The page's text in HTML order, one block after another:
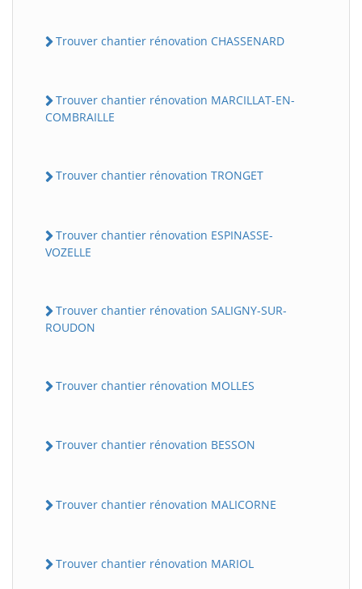
Trouver chantier rénovation CHASSENARD
Trouver chantier rénovation MARCILLAT-EN-
COMBRAILLE
Trouver chantier rénovation TRONGET
Trouver chantier rénovation ESPINASSE-
VOZELLE
Trouver chantier rénovation SALIGNY-SUR-
ROUDON
Trouver chantier rénovation MOLLES
Trouver chantier rénovation BESSON
Trouver chantier rénovation MALICORNE
Trouver chantier rénovation MARIOL